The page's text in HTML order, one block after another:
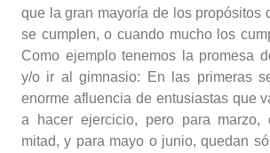
que la gran mayoría de los propósitos
se cumplen, o cuando mucho los
Como ejemplo tenemos la promesa
y/o ir al gimnasio: En las primeras
enorme afluencia de entusiastas que
a hacer ejercicio, pero para marzo,
mitad, y para mayo o junio, quedan